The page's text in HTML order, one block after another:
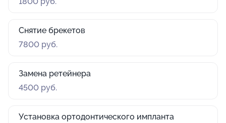
Снятие брекетов
7800 руб.
Замена ретейнера
4500 руб.
Установка ортодонтического импланта